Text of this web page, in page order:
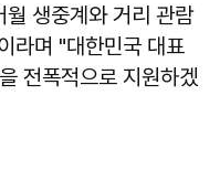
생중계와 거리 관람
라며 "대한민국 대표
전폭적으로 지원하겠